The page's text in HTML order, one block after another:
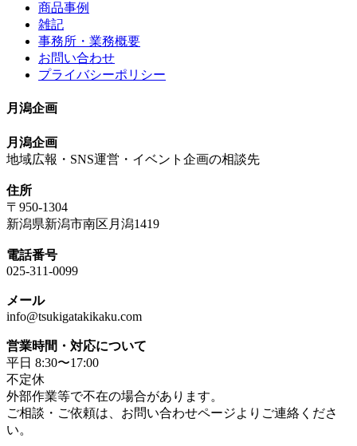
商品事例
雑記
事務所・業務概要
お問い合わせ
プライバシーポリシー
月潟企画
月潟企画
地域広報・SNS運営・イベント企画の相談先
住所
〒950-1304
新潟県新潟市南区月潟1419
電話番号
025-311-0099
メール
info@tsukigatakikaku.com
営業時間・対応について
平日 8:30〜17:00
不定休
外部作業等で不在の場合があります。
ご相談・ご依頼は、お問い合わせページよりご連絡くださ
い。